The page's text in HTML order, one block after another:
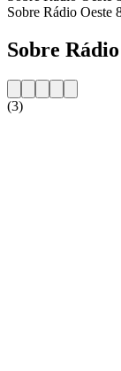
Sobre Rádio Oeste
Sobre
(3)